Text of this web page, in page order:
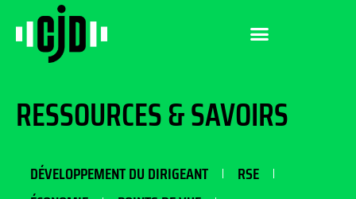
RESSOURCES & SAVOIRS
DÉVELOPPEMENT DU DIRIGEANT
RSE